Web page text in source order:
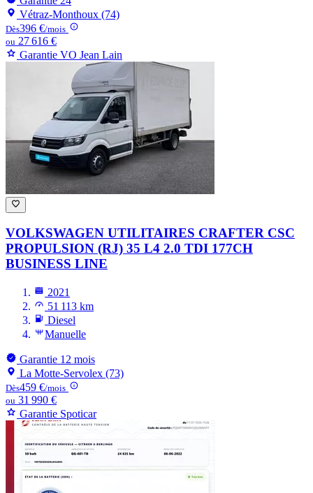
Vétraz-Monthoux (74)
Dès396 €/mois
ou 27 616 €
Garantie VO Jean Lain
VOLKSWAGEN UTILITAIRES CRAFTER CSC
PROPULSION (RJ) 35 L4 2.0 TDI 177CH
BUSINESS LINE
2021
51 113 km
Diesel
Manuelle
Garantie 12 mois
La Motte-Servolex (73)
Dès459 €/mois
ou 31 990 €
Garantie Spoticar